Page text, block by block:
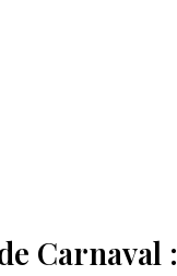
Carnaval :